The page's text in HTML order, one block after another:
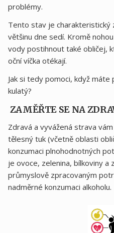
problémy.
Tento stav je
většinu dne sedí. Kromě
vody postihnout také obličej,
oční víčka otékají.
Jak si tedy pomoci, když
kulatý?
ZAMĚŘTE SE NA
Zdravá a vyvážená strava
tělesný tuk (včetně oblasti
konzumaci plnohodnotných
je ovoce, zelenina, bílkoviny a
průmyslově zpracovaným
nadměrné konzumaci alkoholu.